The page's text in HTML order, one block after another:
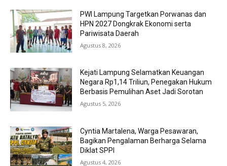
PWI Lampung Targetkan Porwanas dan
HPN 2027 Dongkrak Ekonomi serta
Pariwisata Daerah
Agustus 8, 2026
Kejati Lampung Selamatkan Keuangan
Negara Rp1,14 Triliun, Penegakan Hukum
Berbasis Pemulihan Aset Jadi Sorotan
Agustus 5, 2026
Cyntia Martalena, Warga Pesawaran,
Bagikan Pengalaman Berharga Selama
Diklat SPPI
Agustus 4, 2026